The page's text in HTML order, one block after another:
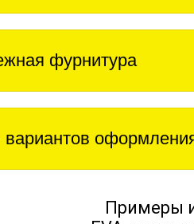
фурнитура
вариантов
Примеры